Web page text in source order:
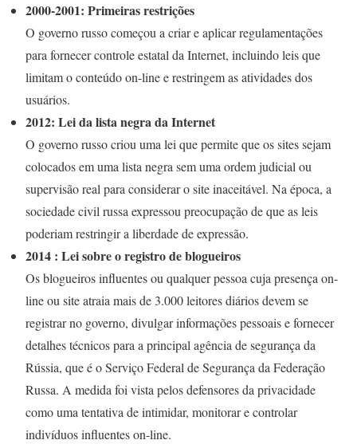
2000-2001: Primeiras restrições
O governo russo começou a criar e aplicar regulamentações
para fornecer controle estatal da Internet, incluindo leis que
limitam o conteúdo on-line e restringem as atividades dos
usuários.
2012: Lei da lista negra da Internet
O governo russo criou uma lei que permite que os sites sejam
colocados em uma lista negra sem uma ordem judicial ou
supervisão real para considerar o site inaceitável. Na época, a
sociedade civil russa expressou preocupação de que as leis
poderiam restringir a liberdade de expressão.
2014 : Lei sobre o registro de blogueiros
Os blogueiros influentes ou qualquer pessoa cuja presença on-
line ou site atraia mais de 3.000 leitores diários devem se
registrar no governo, divulgar informações pessoais e fornecer
detalhes técnicos para a principal agência de segurança da
Rússia, que é o Serviço Federal de Segurança da Federação
Russa. A medida foi vista pelos defensores da privacidade
como uma tentativa de intimidar, monitorar e controlar
indivíduos influentes on-line.